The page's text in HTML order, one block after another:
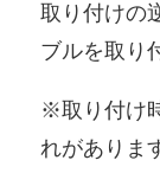
取り付けの
ブルを取り
※取り付け
れがありま